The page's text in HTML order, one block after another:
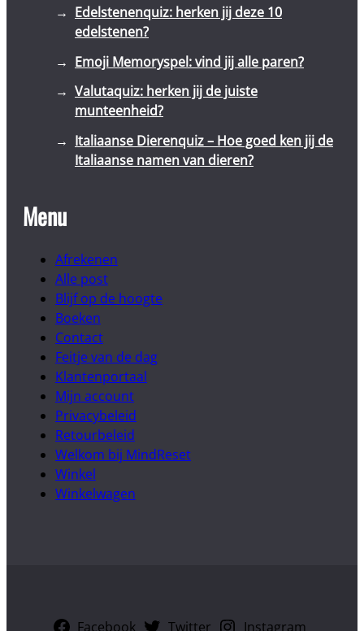
Edelstenenquiz: herken jij deze 10
edelstenen?
Emoji Memoryspel: vind jij alle paren?
Valutaquiz: herken jij de juiste
munteenheid?
Italiaanse Dierenquiz – Hoe goed ken jij de
Italiaanse namen van dieren?
Menu
Afrekenen
Alle post
Blijf op de hoogte
Boeken
Contact
Feitje van de dag
Klantenportaal
Mijn account
Privacybeleid
Retourbeleid
Welkom bij MindReset
Winkel
Winkelwagen
Facebook Twitter Instagram